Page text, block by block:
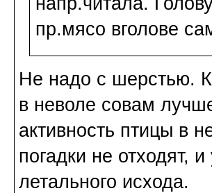
пр.мясо вголове
Не надо с шерстью.
в неволе совам
активность птицы в
погадки не отходят,
летального исхода.